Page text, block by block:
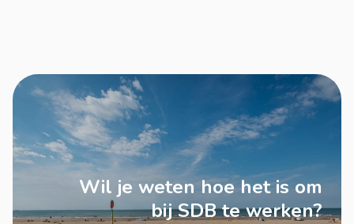
Wil je weten hoe het is om
bij SDB te werken?